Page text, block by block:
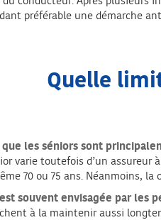
préférable une démarche
Quelle
les séniors sont
varie toutefois d’un
70 ou 75 ans. Néanmoins,
souvent envisagée par les
à la maintenir aussi